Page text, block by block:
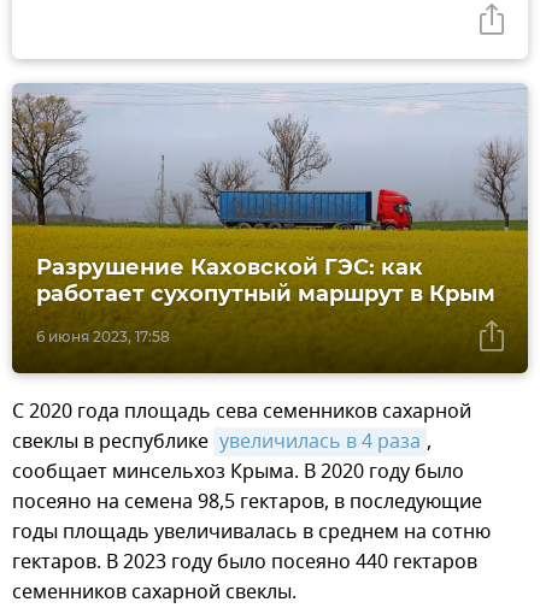
6 июня 2023, 17:58
Разрушение Каховской ГЭС: как
работает сухопутный маршрут в Крым
С 2020 года площадь сева семенников сахарной
свеклы в республике увеличилась в 4 раза ,
сообщает минсельхоз Крыма. В 2020 году было
посеяно на семена 98,5 гектаров, в последующие
годы площадь увеличивалась в среднем на сотню
гектаров. В 2023 году было посеяно 440 гектаров
семенников сахарной свеклы.